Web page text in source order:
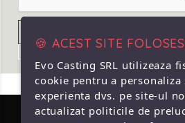
🍪 ACEST SITE
Evo Casting SRL utilizeaza
cookie pentru a
experienta dvs. pe site-ul
actualizat politicile de